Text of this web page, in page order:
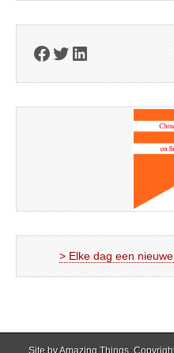
Facebook
Twitter
LinkedIn
> Elke dag een
Site byAmazing Things.